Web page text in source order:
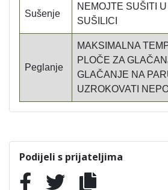
Sušenje
NEMOJTE SUŠITI
SUŠILICI
Peglanje
MAKSIMALNA
PLOČE ZA
GLAČANJE NA
UZROKOVATI
Podijeli s prijateljima